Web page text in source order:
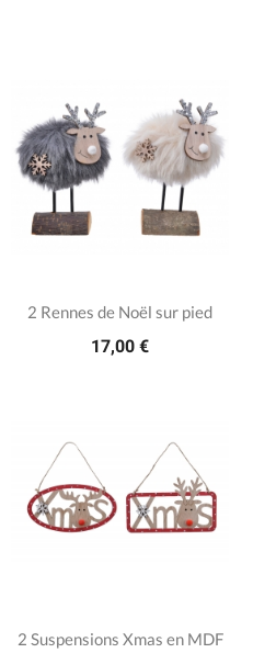
2 Rennes de Noël sur pied
17,00 €
2 Suspensions Xmas en MDF